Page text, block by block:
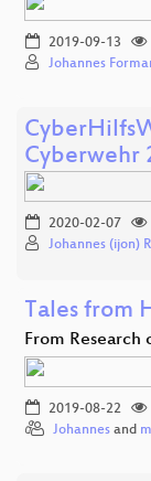
2019-09-13
Johannes
Cyberwehr
2020-02-07
Johannes (ijon)
Tales from
From
2019-08-22
Johannes and